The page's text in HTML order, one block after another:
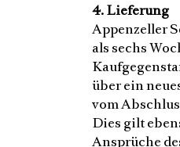
4. Lieferung
Appenzeller
als sechs
über ein
vom
Dies gilt
Ansprüche